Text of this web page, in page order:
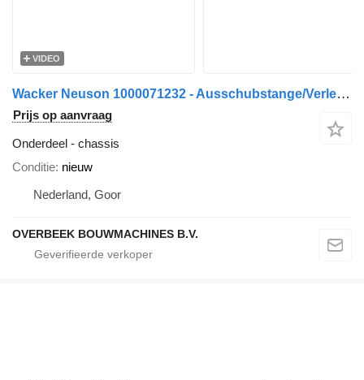
VIDEO
Wacker Neuson 1000071232 - Ausschubstange/Verlengstang chassis
Prijs op aanvraag
Onderdeel - chassis
Conditie nieuw
Nederland, Goor
OVERBEEK BOUWMACHINES B.V.